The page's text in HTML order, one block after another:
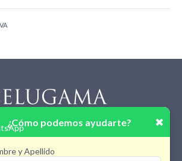
¿Cómo podemos ayudarte? ✖
y Apellido